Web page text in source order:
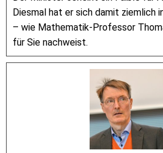
Diesmal hat er sich damit ziemlich
– wie Mathematik-Professor
für Sie nachweist.